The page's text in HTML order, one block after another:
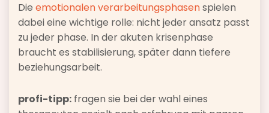
Die emotionalen verarbeitungsphasenspielen
dabei eine wichtige rolle: nicht jeder ansatz passt
zu jeder phase. In der akuten krisenphase
braucht es stabilisierung, später dann tiefere
beziehungsarbeit.
profi-tipp: fragen sie bei der wahl eines